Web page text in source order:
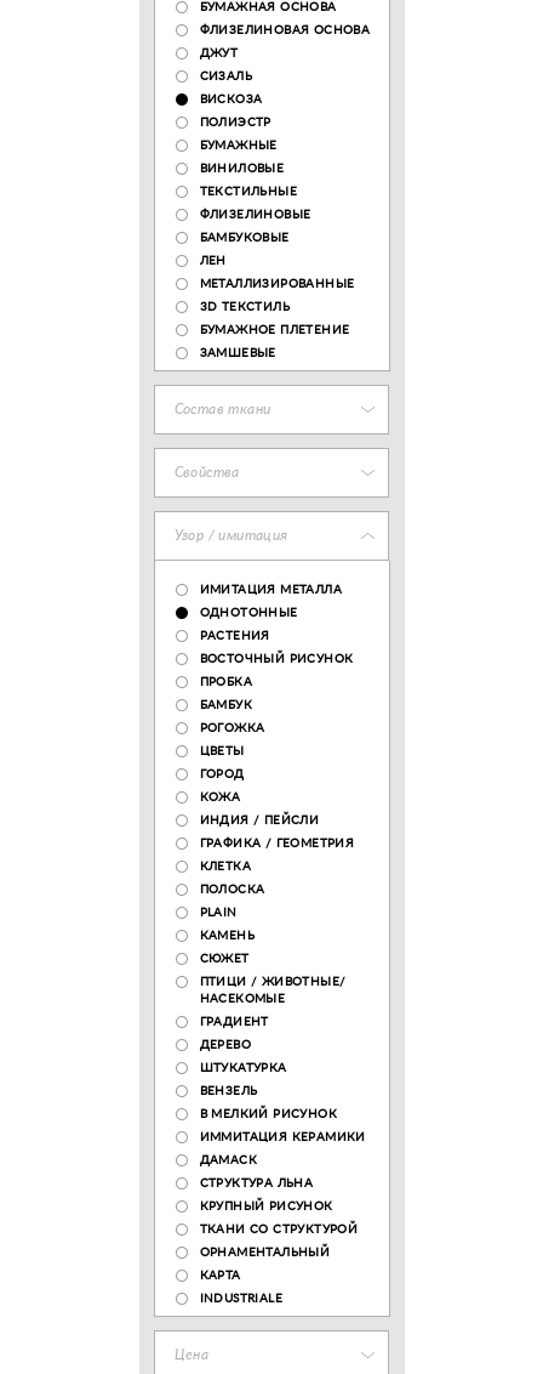
БУМАЖНАЯ ОСНОВА
ФЛИЗЕЛИНОВАЯ ОСНОВА
ДЖУТ
СИЗАЛЬ
ВИСКОЗА
ПОЛИЭСТР
БУМАЖНЫЕ
ВИНИЛОВЫЕ
ТЕКСТИЛЬНЫЕ
ФЛИЗЕЛИНОВЫЕ
БАМБУКОВЫЕ
ЛЕН
МЕТАЛЛИЗИРОВАННЫЕ
3D ТЕКСТИЛЬ
БУМАЖНОЕ ПЛЕТЕНИЕ
ЗАМШЕВЫЕ
Состав ткани
Свойства
Узор / имитация
ИМИТАЦИЯ МЕТАЛЛА
ОДНОТОННЫЕ
РАСТЕНИЯ
ВОСТОЧНЫЙ РИСУНОК
ПРОБКА
БАМБУК
РОГОЖКА
ЦВЕТЫ
ГОРОД
КОЖА
ИНДИЯ / ПЕЙСЛИ
ГРАФИКА / ГЕОМЕТРИЯ
КЛЕТКА
ПОЛОСКА
PLAIN
КАМЕНЬ
СЮЖЕТ
ПТИЦИ / ЖИВОТНЫЕ/
НАСЕКОМЫЕ
ГРАДИЕНТ
ДЕРЕВО
ШТУКАТУРКА
ВЕНЗЕЛЬ
В МЕЛКИЙ РИСУНОК
ИММИТАЦИЯ КЕРАМИКИ
ДАМАСК
СТРУКТУРА ЛЬНА
КРУПНЫЙ РИСУНОК
ТКАНИ СО СТРУКТУРОЙ
ОРНАМЕНТАЛЬНЫЙ
КАРТА
INDUSTRIALE
Цена